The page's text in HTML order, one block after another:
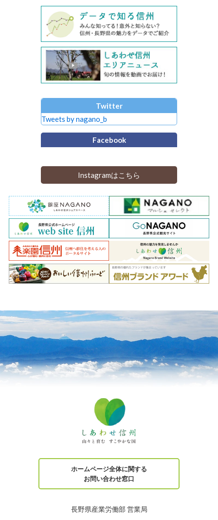
Twitter
Tweets by nagano_b
Facebook
Instagramはこちら
ホームページ全体に関する
お問い合わせ窓口
長野県産業労働部 営業局